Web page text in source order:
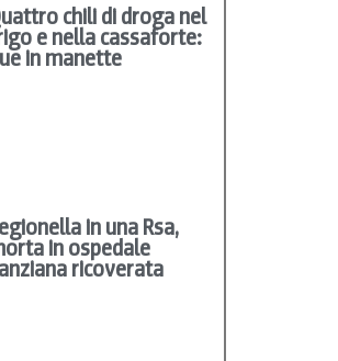
chili di droga nel
e nella cassaforte:
in manette
in una Rsa,
in ospedale
ricoverata